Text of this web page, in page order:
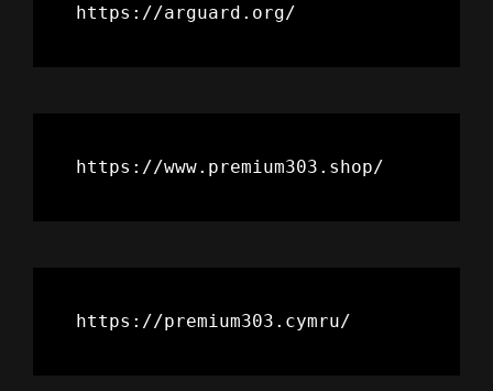
https://arguard.org/
https://www.premium303.shop/
https://premium303.cymru/